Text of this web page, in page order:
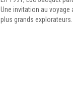
Une invitation au voyage
plus grands explorateurs.